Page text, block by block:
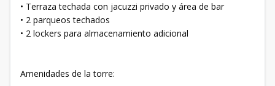
• Terraza techada con jacuzzi privado y área de bar
• 2 parqueos techados
• 2 lockers para almacenamiento adicional
Amenidades de la torre: